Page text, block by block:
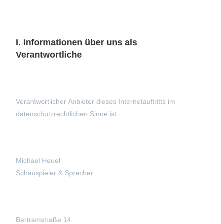
I. Informationen über uns als
Verantwortliche
Verantwortlicher Anbieter dieses Internetauftritts im
datenschutzrechtlichen Sinne ist:
Michael Heuel
Schauspieler & Sprecher
Bertramstraße 14